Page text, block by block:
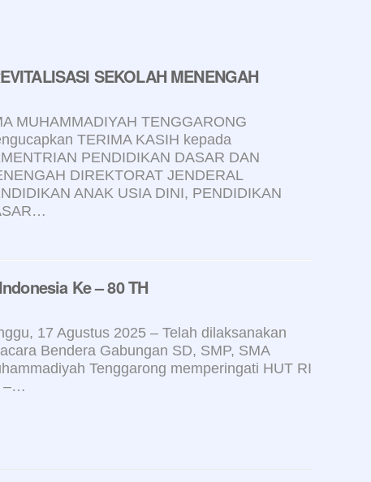
SEKOLAH MENENGAH
MUHAMMADIYAH TENGGARONG
TERIMA KASIH kepada
PENDIDIKAN DASAR DAN
DIREKTORAT JENDERAL
ANAK USIA DINI, PENDIDIKAN
Ke – 80 TH
17 Agustus 2025 – Telah dilaksanakan
Bendera Gabungan SD, SMP, SMA
Tenggarong memperingati HUT RI
–…